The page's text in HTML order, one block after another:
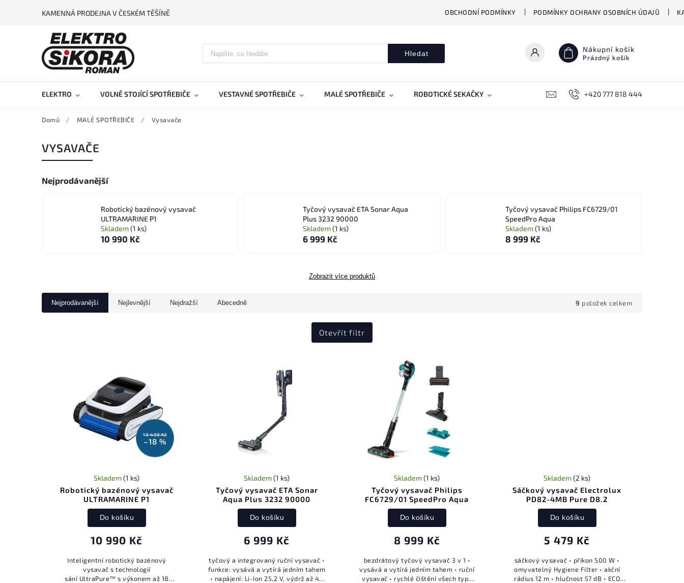
KAMENNÁ PRODEJNA V ČESKÉM TĚŠÍNĚ OBCHODNÍ PODMÍNKY PODMÍNKY OCHRANY OSOBNÍCH ÚDAJŮ
Hledat Nákupní košík
Prázdný košík
ELEKTRO VOLNĚ STOJÍCÍ SPOTŘEBIČE VESTAVNÉ SPOTŘEBIČE MALÉ SPOTŘEBIČE ROBOTICKÉ SEKAČKY PŘEKLADAČE VASCO BIONICKÉ MOPY
+420 777 818 444
Domů / MALÉ SPOTŘEBIČE / Vysavače
VYSAVAČE
Nejprodávanější
Robotický bazénový vysavač
ULTRAMARINE P1
Skladem(1 ks)
10 990 Kč
Tyčový vysavač ETA Sonar Aqua
Plus 3232 90000
Skladem(1 ks)
6 999 Kč
Tyčový vysavač Philips FC6729/01
SpeedPro Aqua
Skladem(1 ks)
8 999 Kč
Zobrazit více produktů
Nejprodávanější Nejlevnější Nejdražší Abecedně 9 položek celkem
Otevřít filtr
13 490 Kč
–18 %
Robotický bazénový vysavač
ULTRAMARINE P1
Skladem(1 ks)
10 990 Kč
Do košíku
Inteligentní robotický bazénový
vysavač s technologií
sání UltraPure™ s výkonem až 18
Tyčový vysavač ETA Sonar
Aqua Plus 3232 90000
Skladem(1 ks)
6 999 Kč
Do košíku
tyčový a integrovaný ruční vysavač •
funkce: vysává a vytírá jedním tahem
• napájení: Li-Ion 25,2 V, výdrž až 40
Tyčový vysavač Philips
FC6729/01 SpeedPro Aqua
Skladem(1 ks)
8 999 Kč
Do košíku
bezdrátový tyčový vysavač 3 v 1 •
vysává a vytírá jedním tahem • ruční
vysavač • rychlé čištění všech typů
Sáčkový vysavač Electrolux
PD82-4MB Pure D8.2
Skladem(2 ks)
5 479 Kč
Do košíku
sáčkový vysavač • příkon 500 W •
omyvatelný Hygiene Filter • akční
rádius 12 m • hlučnost 57 dB • ECO